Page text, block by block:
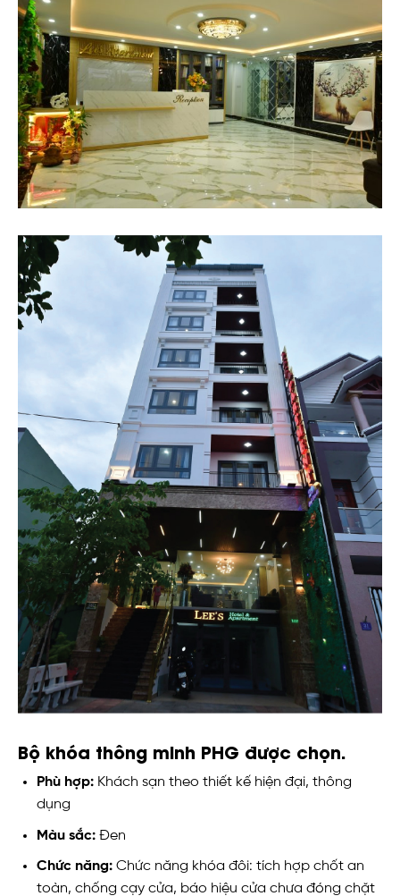
Bộ khóa thông minh PHG được chọn.
Phù hợp:Khách sạn theo thiết kế hiện đại, thông
dụng
Màu sắc:Đen
Chức năng:Chức năng khóa đôi: tích hợp chốt an
toàn, chống cạy cửa, báo hiệu cửa chưa đóng chặt